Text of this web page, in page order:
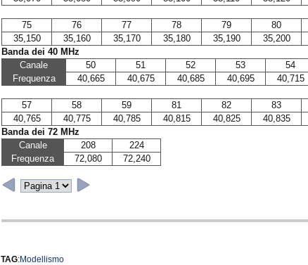
75 76 77 78 79 80
35,150
35,160 35,170 35,180 35,190 35,200
Banda dei 40 MHz
Canale
50 51 52 53 54
Frequenza
40,665 40,675 40,685 40,695 40,715
57 58 59 81 82 83
40,765
40,775 40,785 40,815 40,825 40,835
Banda dei 72 MHz
Canale
208
224
Frequenza
72,080 72,240
TAG:Modellismo